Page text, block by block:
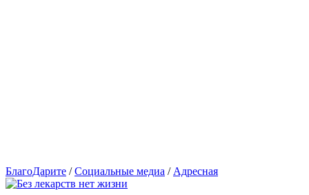
БлагоДарите /Социальные медиа / Адресная